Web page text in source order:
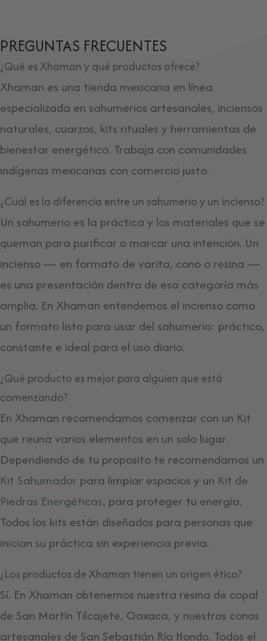
PREGUNTAS FRECUENTES
¿Qué es Xhaman y qué productos ofrece?
Xhaman es una tienda mexicana en línea
especializada en sahumerios artesanales, inciensos
naturales, cuarzos, kits rituales y herramientas de
bienestar energético. Trabaja con comunidades
indígenas mexicanas con comercio justo.
¿Cuál es la diferencia entre un sahumerio y un incienso?
Un sahumerio es la práctica y los materiales que se
queman para purificar o marcar una intención. Un
incienso — en formato de varita, cono o resina —
es una presentación dentro de esa categoría más
amplia. En Xhaman entendemos el incienso como
un formato listo para usar del sahumerio: práctico,
constante e ideal para el uso diario.
¿Qué producto es mejor para alguien que está
comenzando?
En Xhaman recomendamos comenzar con un Kit
que reuna varios elementos en un solo lugar.
Dependiendo de tu proposito te recomendamos un
Kit Sahumador para limpiar espacios y un Kit de
Piedras Energéticas, para proteger tu energía.
Todos los kits están diseñados para personas que
inician su práctica sin experiencia previa.
¿Los productos de Xhaman tienen un origen ético?
Sí. En Xhaman obtenemos nuestra resina de copal
de San Martín Tilcajete, Oaxaca, y nuestros conos
artesanales de San Sebastián Río Hondo. Todos el